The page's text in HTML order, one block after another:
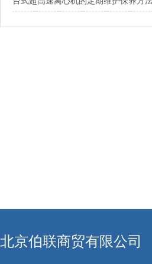
北京伯联商贸有限公司